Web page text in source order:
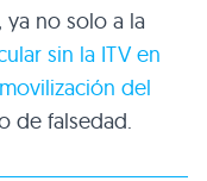
ya no solo a la
sin la ITV en
del
de falsedad.